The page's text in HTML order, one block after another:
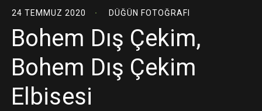
24 TEMMUZ 2020 DÜĞÜN FOTOĞRAFI
Bohem Dış Çekim,
Bohem Dış Çekim
Elbisesi